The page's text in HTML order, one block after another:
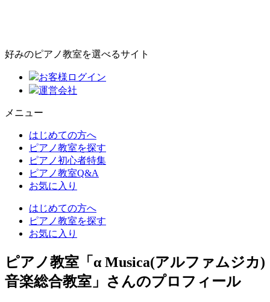
好みのピアノ教室を選べるサイト
お客様ログイン
運営会社
メニュー
はじめての方へ
ピアノ教室を探す
ピアノ初心者特集
ピアノ教室Q&A
お気に入り
はじめての方へ
ピアノ教室を探す
お気に入り
ピアノ教室「α Musica(アルファムジカ)
音楽総合教室」さんのプロフィール